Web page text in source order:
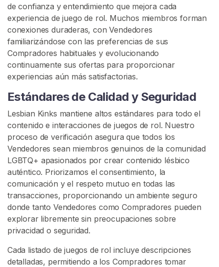
de confianza y entendimiento que mejora cada
experiencia de juego de rol. Muchos miembros forman
conexiones duraderas, con Vendedores
familiarizándose con las preferencias de sus
Compradores habituales y evolucionando
continuamente sus ofertas para proporcionar
experiencias aún más satisfactorias.
Estándares de Calidad y Seguridad
Lesbian Kinks mantiene altos estándares para todo el
contenido e interacciones de juegos de rol. Nuestro
proceso de verificación asegura que todos los
Vendedores sean miembros genuinos de la comunidad
LGBTQ+ apasionados por crear contenido lésbico
auténtico. Priorizamos el consentimiento, la
comunicación y el respeto mutuo en todas las
transacciones, proporcionando un ambiente seguro
donde tanto Vendedores como Compradores pueden
explorar libremente sin preocupaciones sobre
privacidad o seguridad.
Cada listado de juegos de rol incluye descripciones
detalladas, permitiendo a los Compradores tomar
C
o
c
t
o
/
S
o
p
o
r
t
e